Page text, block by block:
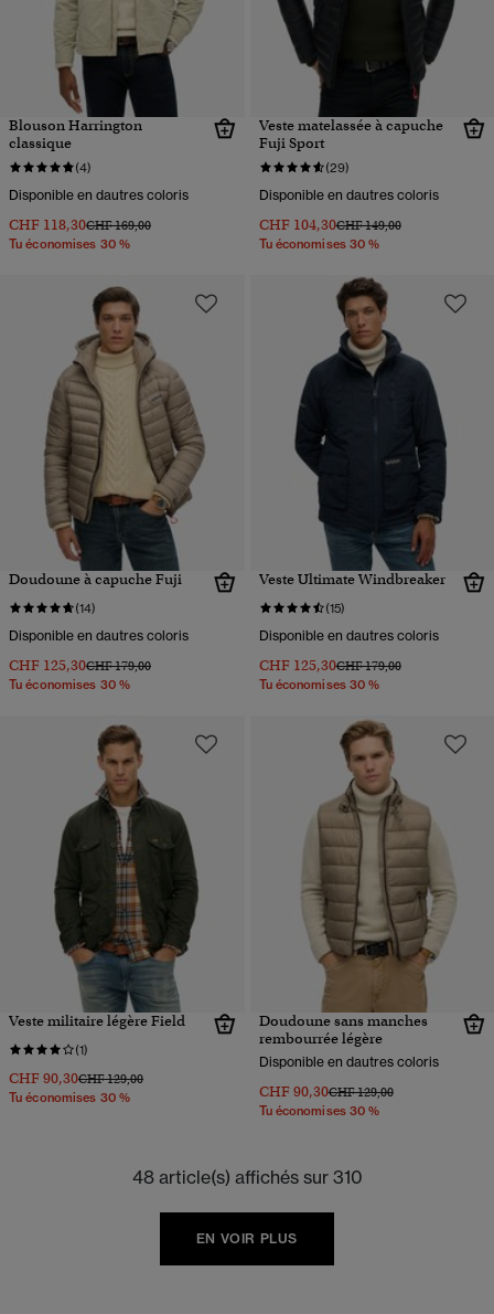
Blouson Harrington
classique
(4)
Disponible en dautres coloris
CHF 118,30Prix réduit de
CHF 169,00à
Tu économises 30 %
Veste matelassée à capuche
Fuji Sport
(29)
Disponible en dautres coloris
CHF 104,30Prix réduit de
CHF 149,00à
Tu économises 30 %
Doudoune à capuche Fuji
(14)
Disponible en dautres coloris
CHF 125,30Prix réduit de
CHF 179,00à
Tu économises 30 %
Veste Ultimate Windbreaker
(15)
Disponible en dautres coloris
CHF 125,30Prix réduit de
CHF 179,00à
Tu économises 30 %
Veste militaire légère Field
(1)
CHF 90,30Prix réduit de
CHF 129,00à
Tu économises 30 %
Doudoune sans manches
rembourrée légère
Disponible en dautres coloris
CHF 90,30Prix réduit de
CHF 129,00à
Tu économises 30 %
48 article(s) affichés sur 310
EN VOIR PLUS